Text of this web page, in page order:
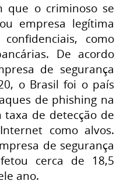
que o criminoso se
empresa legítima
como
De acordo
de segurança
o Brasil foi o país
de phishing na
de detecção de
como alvos.
de segurança
cerca de 18,5
ano.